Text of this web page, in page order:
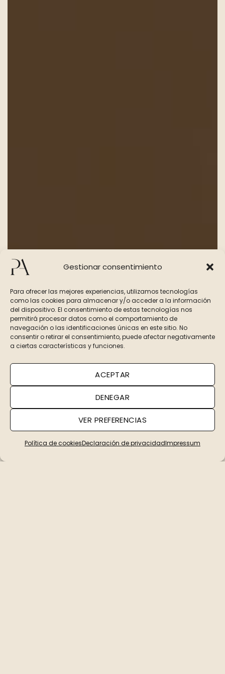
Gestionar consentimiento
Para ofrecer las mejores experiencias, utilizamos tecnologías
como las cookies para almacenar y/o acceder a la información
del dispositivo. El consentimiento de estas tecnologías nos
permitirá procesar datos como el comportamiento de
navegación o las identificaciones únicas en este sitio. No
consentir o retirar el consentimiento, puede afectar negativamente
a ciertas características y funciones.
ACEPTAR
DENEGAR
VER PREFERENCIAS
Política de cookiesDeclaración de privacidadImpressum